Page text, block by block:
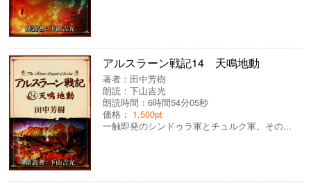
アルスラーン戦記14 天鳴地動
著者： 田中芳樹
朗読：下山吉光
朗読時間：6時間54分05秒
価格： 1,500pt
一触即発のシンドゥラ軍とチュルク軍。その...